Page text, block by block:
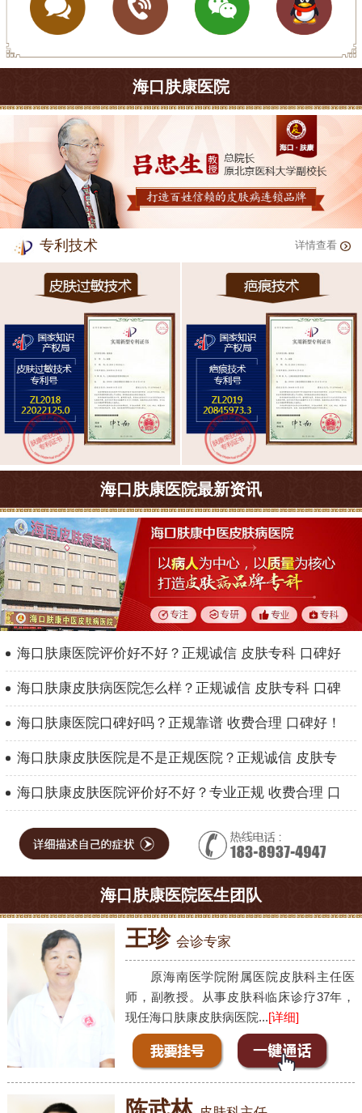
海口肤康医院
专利技术 详情查看
海口肤康医院最新资讯
海口肤康医院评价好不好？正规诚信 皮肤专科 口碑好
海口肤康皮肤病医院怎么样？正规诚信 皮肤专科 口碑
海口肤康医院口碑好吗？正规靠谱 收费合理 口碑好！
海口肤康皮肤医院是不是正规医院？正规诚信 皮肤专
海口肤康皮肤医院评价好不好？专业正规 收费合理 口
海口肤康医院医生团队
王珍 会诊专家
原海南医学院附属医院皮肤科主任医
师，副教授。从事皮肤科临床诊疗37年，
现任海口肤康皮肤病医院...[详细]